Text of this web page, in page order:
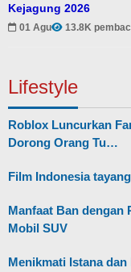
Kejagung 2026
01 Agu 13.8K
Lifestyle
Roblox Luncurkan
Dorong Orang Tu…
Film Indonesia
Manfaat Ban dengan
Mobil SUV
Menikmati Istana